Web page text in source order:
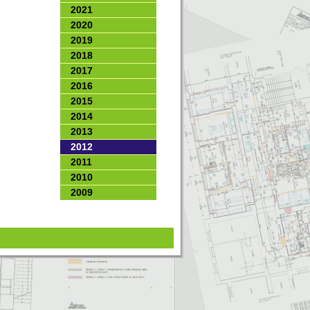
2021
2020
2019
2018
2017
2016
2015
2014
2013
2012
2011
2010
2009